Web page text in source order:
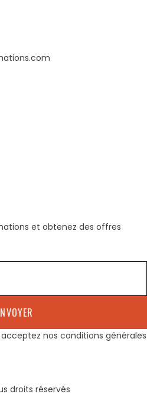
et obtenez des offres
nos conditions générales
droits réservés